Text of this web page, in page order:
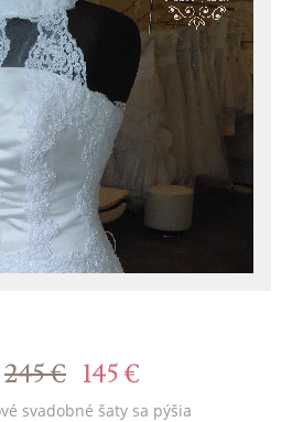
245 € 145 €
svadobné šaty sa pýšia